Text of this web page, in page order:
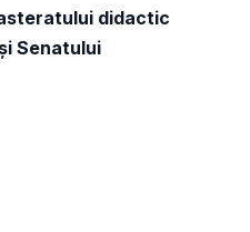
didactic
Senatului